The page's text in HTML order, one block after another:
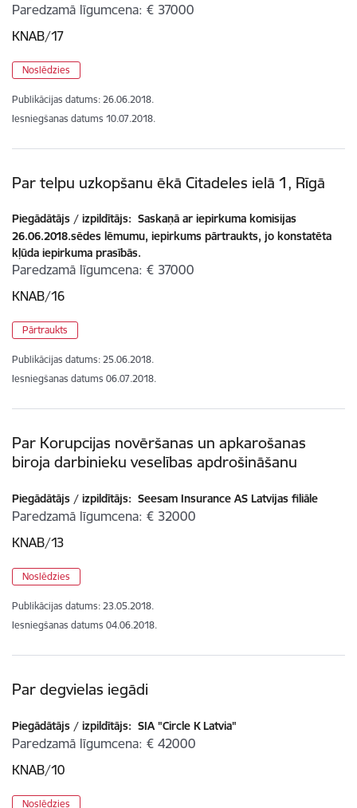
Paredzamā līgumcena € 37000
KNAB/17
Noslēdzies
Publikācijas datums: 26.06.2018.
Iesniegšanas datums 10.07.2018.
Par telpu uzkopšanu ēkā Citadeles ielā 1, Rīgā
Piegādātājs / izpildītājs: Saskaņā ar iepirkuma komisijas
26.06.2018.sēdes lēmumu, iepirkums pārtraukts, jo konstatēta
kļūda iepirkuma prasībās.
Paredzamā līgumcena € 37000
KNAB/16
Pārtraukts
Publikācijas datums: 25.06.2018.
Iesniegšanas datums 06.07.2018.
Par Korupcijas novēršanas un apkarošanas
biroja darbinieku veselības apdrošināšanu
Piegādātājs / izpildītājs: Seesam Insurance AS Latvijas filiāle
Paredzamā līgumcena € 32000
KNAB/13
Noslēdzies
Publikācijas datums: 23.05.2018.
Iesniegšanas datums 04.06.2018.
Par degvielas iegādi
Piegādātājs / izpildītājs: SIA "Circle K Latvia"
Paredzamā līgumcena € 42000
KNAB/10
Noslēdzies